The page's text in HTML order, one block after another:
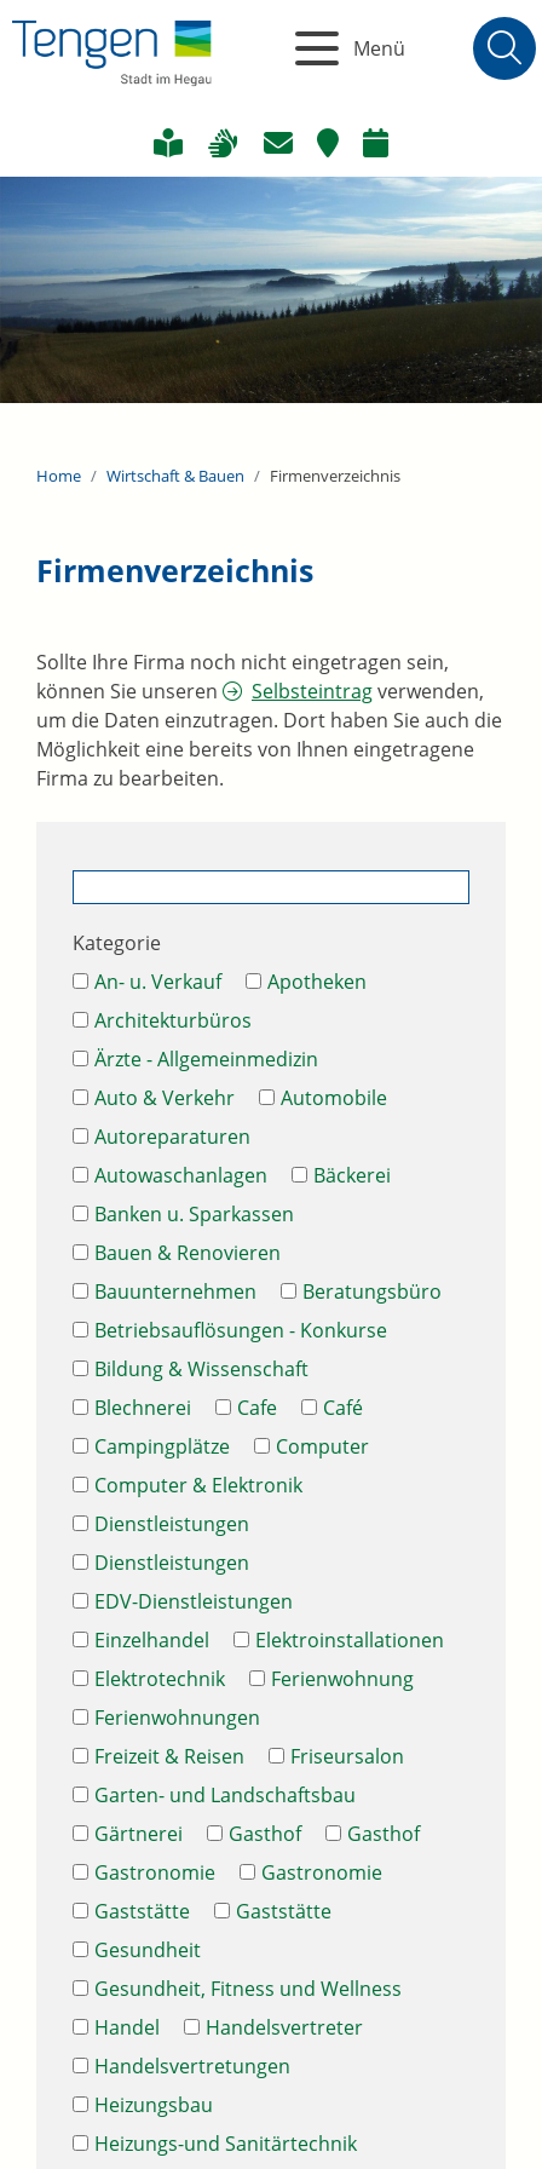
Menü
Home Wirtschaft & Bauen Firmenverzeichnis
Firmenverzeichnis
Sollte Ihre Firma noch nicht eingetragen sein,
können Sie unseren
Selbsteintragverwenden,
um die Daten einzutragen. Dort haben Sie auch die
Möglichkeit eine bereits von Ihnen eingetragene
Firma zu bearbeiten.
Kategorie
An- u. Verkauf
Apotheken
Architekturbüros
Ärzte - Allgemeinmedizin
Auto & Verkehr
Automobile
Autoreparaturen
Autowaschanlagen
Bäckerei
Banken u. Sparkassen
Bauen & Renovieren
Bauunternehmen
Beratungsbüro
Betriebsauflösungen - Konkurse
Bildung & Wissenschaft
Blechnerei
Cafe
Café
Campingplätze
Computer
Computer & Elektronik
Dienstleistungen
Dienstleistungen
EDV-Dienstleistungen
Einzelhandel
Elektroinstallationen
Elektrotechnik
Ferienwohnung
Ferienwohnungen
Freizeit & Reisen
Friseursalon
Garten- und Landschaftsbau
Gärtnerei
Gasthof
Gasthof
Gastronomie
Gastronomie
Gaststätte
Gaststätte
Gesundheit
Gesundheit, Fitness und Wellness
Handel
Handelsvertreter
Handelsvertretungen
Heizungsbau
Heizungs-und Sanitärtechnik